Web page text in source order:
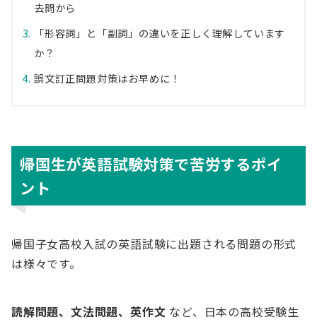
去問から
「形容詞」と「副詞」の違いを正しく理解しています
か？
誤文訂正問題対策はお早めに！
帰国生が英語試験対策で苦労するポイ
ント
帰国子女高校入試の英語試験に出題される問題の形式
は様々です。
読解問題、文法問題、英作文 など、日本の高校受験生